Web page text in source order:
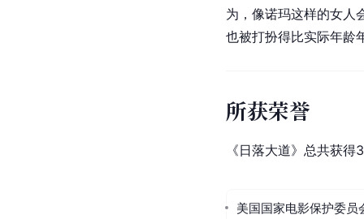
为，像诺玛这样的女人
也被打扮得比实际年龄
所获荣誉
《日落大道》总共获
美国国家电影保护委员